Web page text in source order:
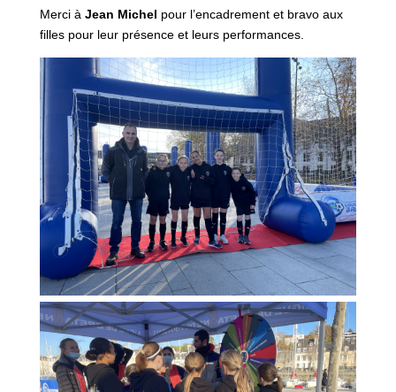
Merci à Jean Michel pour l’encadrement et bravo aux
filles pour leur présence et leurs performances.